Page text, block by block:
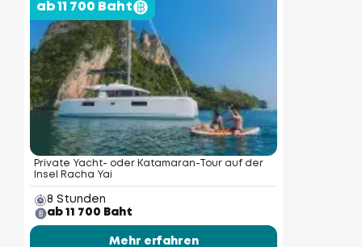
ab 11 700 Baht
Private Yacht- oder Katamaran-Tour auf der
Insel Racha Yai
8 Stunden
ab 11 700 Baht
Mehr erfahren